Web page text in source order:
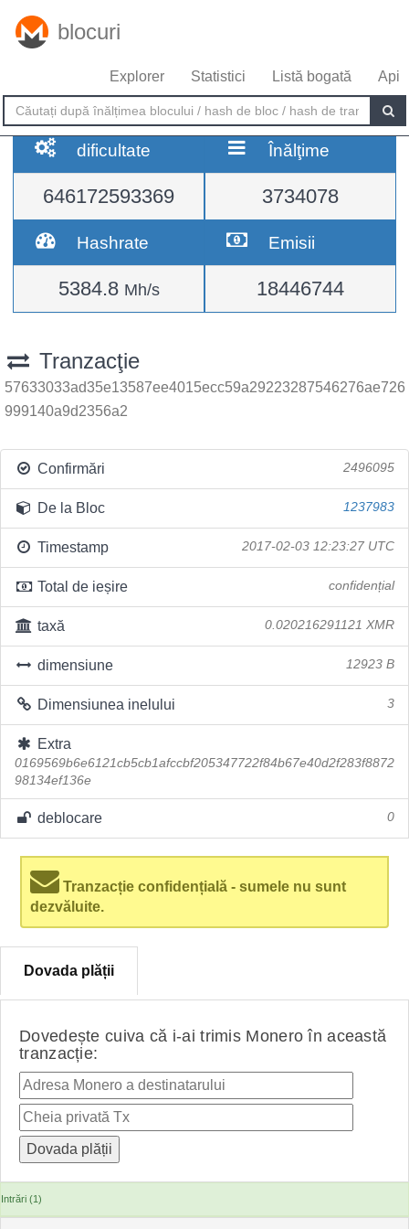
blocuri
Explorer Statistici Listă bogată Api
dificultate
646172593369
Înălţime
3734078
Hashrate
5384.8 Mh/s
Emisii
18446744
Tranzacţie
57633033ad35e13587ee4015ecc59a29223287546276ae726
999140a9d2356a2
Confirmări 2496095
De la Bloc 1237983
Timestamp 2017-02-03 12:23:27 UTC
Total de ieșire confidențial
taxă 0.020216291121 XMR
dimensiune 12923 B
Dimensiunea inelului 3
Extra
0169569b6e6121cb5cb1afccbf205347722f84b67e40d2f283f8872
98134ef136e
deblocare 0
Tranzacție confidențială - sumele nu sunt
dezvăluite.
Dovada plății
Dovedește cuiva că i-ai trimis Monero în această
tranzacție:
Intrări (1)